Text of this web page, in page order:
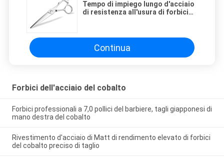
Tempo di impiego lungo d'acciaio
di resistenza all'usura di forbici
Continua
Forbici dell'acciaio del cobalto
Forbici professionali a 7,0 pollici del barbiere, tagli giapponesi di
mano destra del cobalto
Rivestimento d'acciaio di Matt di rendimento elevato di forbici
del cobalto preciso di taglio